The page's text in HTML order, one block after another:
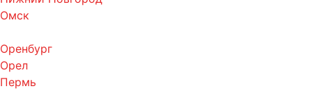
Омск
Оренбург
Орел
Пермь